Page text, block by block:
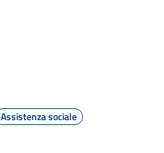
Assistenza sociale